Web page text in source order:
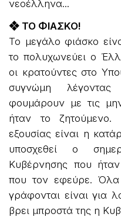
νεοέλληνα...
❖ ΤΟ ΦΙΑΣΚΟ!
Το μεγάλο φιάσκο
το πολυχωνεύει ο
οι κρατούντες στο
συγνώμη
φουμάρουν με τις
ήταν το ζητούμενο.
εξουσίας είναι η
υποσχεθεί ο
Κυβέρνησης που
που τον εφεύρε. Όλα
γράφονται είναι για
βρει μπροστά της η